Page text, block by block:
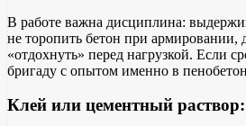
В работе важна дисциплина:
не торопить бетон при армировании,
«отдохнуть» перед нагрузкой. Если
бригаду с опытом именно в
Клей или цементный